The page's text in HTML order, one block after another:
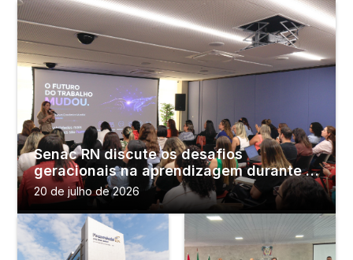
Senac RN discute os desafios
geracionais na aprendizagem durante o
Natal Capital da Educação
20 de julho de 2026